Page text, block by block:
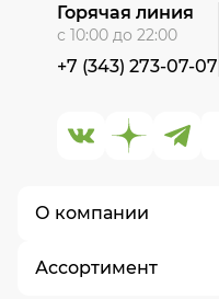
О компании
О нас
Ассортимент
Горячая линия
с 10:00 до 22:00
+7 (343) 273-07-07